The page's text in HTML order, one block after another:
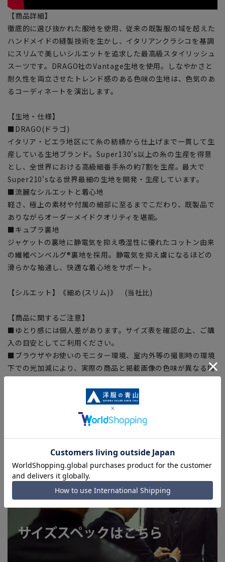
【商品詳細】
徹底的に選び抜かれた服地を使用、従来の既製服の域を超えた
ハンドメイドの縫製技術を生かし、イタリアンクラシコを基調
にスリムで美しいシルエットを追求した最高級スタイリッシュ
スーツです。DRAGO社のVantage生地を使用。しなやかさと
耐久性を両立させたトレンド感のある色味の生地は、色気のあ
るコーディネートを演出します。
【生地・仕様】
■DRAGO(ドラゴ)
イタリア・ビエラ地区にて糸の紡績から仕上げまで一貫して生
産している生地ブランド。Super130's以上の糸の生産を得意
とし、全世界における高級細番手糸の約7割を生産。最大で
Super210'sなる世界最細の生地を開発・生産しています。
■流麗なシルエットと着心地
軽さ、極上の素材や付属の細部に至るまでこだわり、既製品で
ありながらオーダーメイドクオリティを堪能。
■キュプラ裏地
ジャケットの裏地に静電気を抑え吸湿性に優れたコットン由来
の繊維ベンベルグ®裏地を採用。静電気を抑え虜になるほどの
滑らかな袖通し、快適な着心地をサポート。
【シルエット】《細め(スリム)》 (当社比)
【商品に関するご注意】
■ゆとり感には個人差があります。サイズ表を確認の上、ご購
入の目安としてご利用ください。
■ブラウザやお使いのモニター環境、室内外等の撮影時の環境
下での光加減により、実際の商品と掲載画像の色味が異なる場
■生地や仕様・デザインにより、着用感や実際のサイズ表に若
干の誤差が生じる場合がございます。予めご了承ください。
■店舗や各モールサイトと商品在庫を共有しております関係
急ぎ発送のご注文につきましても、ご注文のタイミングによっ
てはお急ぎ発送サービスを選択できない場合がございます。